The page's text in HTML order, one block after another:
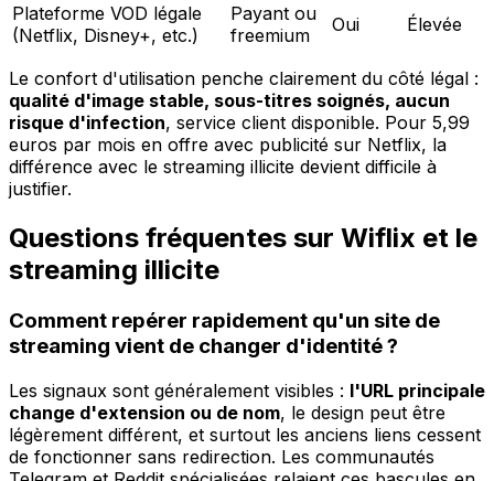
Plateforme VOD légale
(Netflix, Disney+, etc.)
Payant ou
freemium
Oui Élevée
Le confort d'utilisation penche clairement du côté légal :
qualité d'image stable, sous-titres soignés, aucun
risque d'infection, service client disponible. Pour 5,99
euros par mois en offre avec publicité sur Netflix, la
différence avec le streaming illicite devient difficile à
justifier.
Questions fréquentes sur Wiflix et le
streaming illicite
Comment repérer rapidement qu'un site de
streaming vient de changer d'identité ?
Les signaux sont généralement visibles : l'URL principale
change d'extension ou de nom, le design peut être
légèrement différent, et surtout les anciens liens cessent
de fonctionner sans redirection. Les communautés